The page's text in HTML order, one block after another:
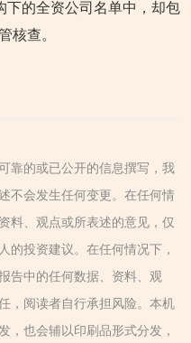
下的全资公司名单中，却包
核查。
靠的或已公开的信息撰写，我
不会发生任何变更。在任何情
料、观点或所表述的意见，仅
的投资建议。在任何情况下，
告中的任何数据、资料、观
，阅读者自行承担风险。本机
，也会辅以印刷品形式分发，